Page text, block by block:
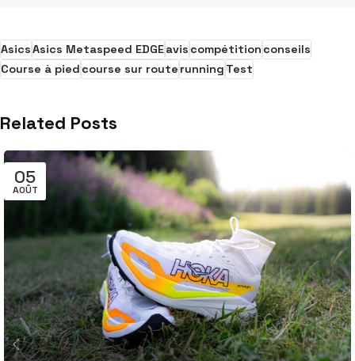
AsicsAsics Metaspeed EDGEaviscompétitionconseils
Course à piedcourse sur routerunningTest
Related Posts
05
AOÛT